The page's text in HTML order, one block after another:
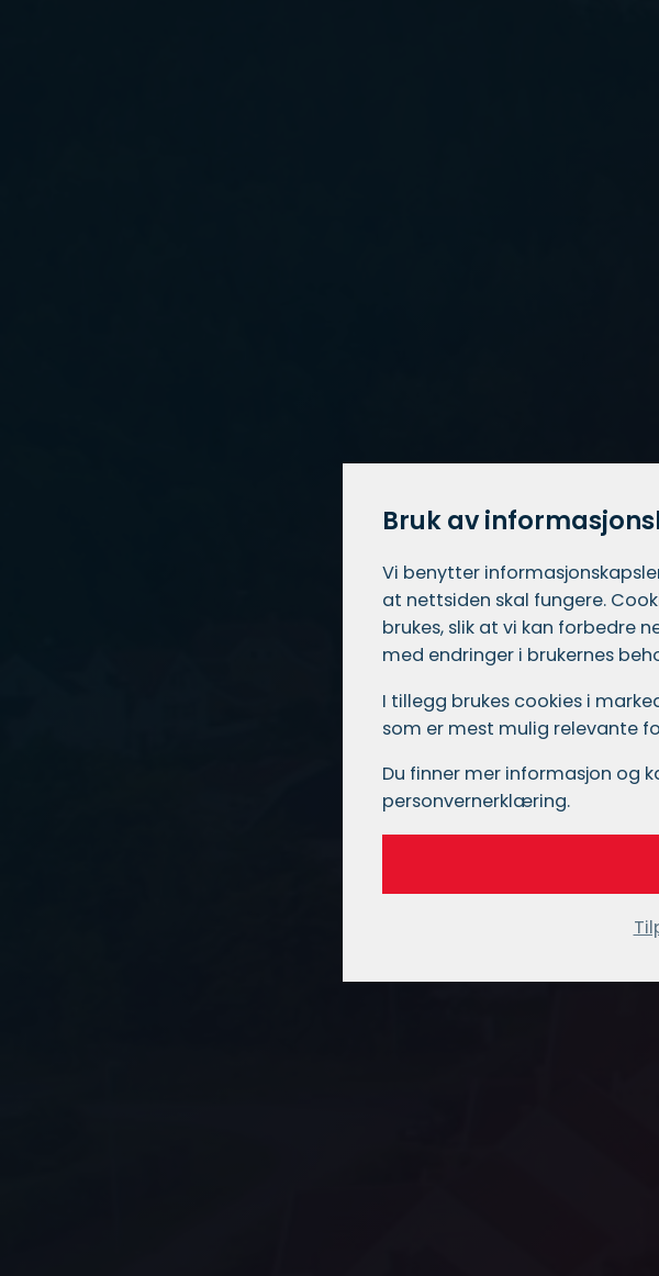
Bruk av
Vi benytter
at nettsiden skal fungere.
brukes, slik at vi kan forbedre
med endringer i brukernes
I tillegg brukes cookies i
som er mest mulig relevante
Du finner mer informasjon og
personvernerklæring.